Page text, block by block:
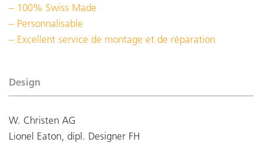
100% Swiss Made
Personnalisable
Excellent service de montage et de réparation
Design
W. Christen AG
Lionel Eaton, dipl. Designer FH